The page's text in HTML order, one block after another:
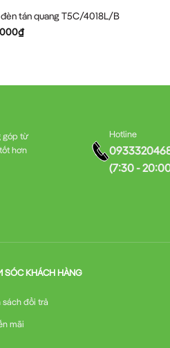
tán quang T5C/4018L/B
₫
góp từ
hơn
Hotline
(7:30 -
SÓC KHÁCH HÀNG
sách đổi trả
mãi